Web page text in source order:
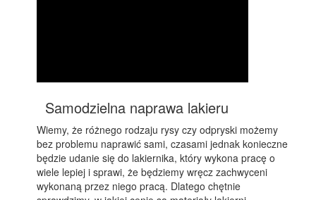
Samodzielna naprawa lakieru
Wiemy, że różnego rodzaju rysy czy odpryski możemy
bez problemu naprawić sami, czasami jednak konieczne
będzie udanie się do lakiernika, który wykona pracę o
wiele lepiej i sprawi, że będziemy wręcz zachwyceni
wykonaną przez niego pracą. Dlatego chętnie